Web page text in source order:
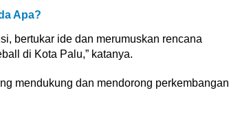
Apa?
bertukar ide dan merumuskan rencana
di Kota Palu,” katanya.
mendukung dan mendorong perkembangan